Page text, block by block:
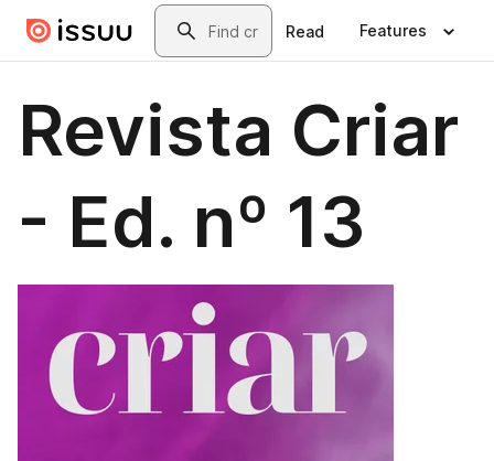
Skip to main contentSearch
Read Features
Revista Criar
- Ed. nº 13